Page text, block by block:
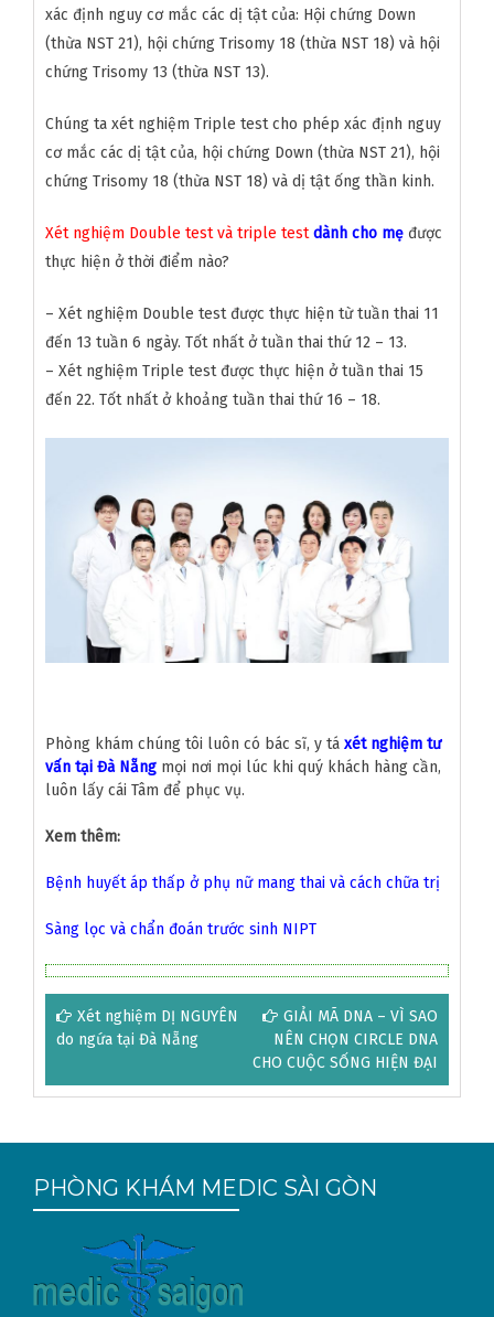
xác định nguy cơ mắc các dị tật của: Hội chứng Down
(thừa NST 21), hội chứng Trisomy 18 (thừa NST 18) và hội
chứng Trisomy 13 (thừa NST 13).
Chúng ta xét nghiệm Triple test cho phép xác định nguy
cơ mắc các dị tật của, hội chứng Down (thừa NST 21), hội
chứng Trisomy 18 (thừa NST 18) và dị tật ống thần kinh.
Xét nghiệm Double test và triple test dành cho mẹ được
thực hiện ở thời điểm nào?
– Xét nghiệm Double test được thực hiện từ tuần thai 11
đến 13 tuần 6 ngày. Tốt nhất ở tuần thai thứ 12 – 13.
– Xét nghiệm Triple test được thực hiện ở tuần thai 15
đến 22. Tốt nhất ở khoảng tuần thai thứ 16 – 18.
Phòng khám chúng tôi luôn có bác sĩ, y tá xét nghiệm tư
vấn tại Đà Nẵng mọi nơi mọi lúc khi quý khách hàng cần,
luôn lấy cái Tâm để phục vụ.
Xem thêm:
Bệnh huyết áp thấp ở phụ nữ mang thai và cách chữa trị
Sàng lọc và chẩn đoán trước sinh NIPT
Điều
hướng
bài
Xét nghiệm DỊ NGUYÊN
do ngứa tại Đà Nẵng
GIẢI MÃ DNA – VÌ SAO
NÊN CHỌN CIRCLE DNA
CHO CUỘC SỐNG HIỆN ĐẠI
PHÒNG KHÁM MEDIC SÀI GÒN